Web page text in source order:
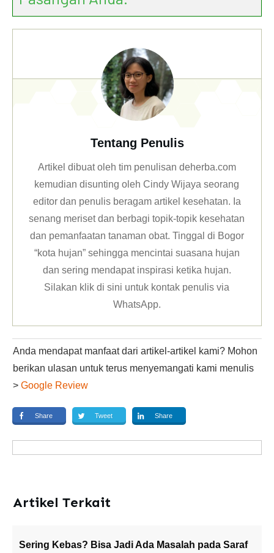
Tentang Penulis
Artikel dibuat oleh tim penulisan deherba.com
kemudian disunting oleh Cindy Wijaya seorang
editor dan penulis beragam artikel kesehatan. Ia
senang meriset dan berbagi topik-topik kesehatan
dan pemanfaatan tanaman obat. Tinggal di Bogor
“kota hujan” sehingga mencintai suasana hujan
dan sering mendapat inspirasi ketika hujan.
Silakan klikdi sini untuk kontak penulis via
WhatsApp.
Anda mendapat manfaat dari artikel-artikel kami? Mohon
berikan ulasan untuk terus menyemangati kami menulis
> Google Review
Share Tweet Share
Artikel Terkait
Sering Kebas? Bisa Jadi Ada Masalah pada Saraf